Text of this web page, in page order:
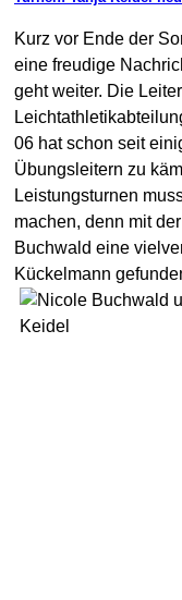
Kurz vor Ende der
eine freudige
geht weiter. Die
06 hat schon seit
Übungsleitern zu
Leistungsturnen
machen, denn mit
Buchwald eine
Kückelmann